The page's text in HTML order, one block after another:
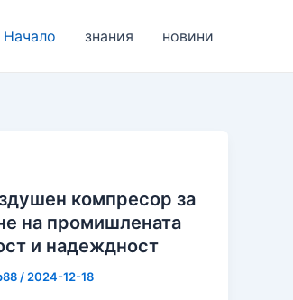
Начало знания новини
компресор за
на промишлената
и надеждност
/ 2024-12-18